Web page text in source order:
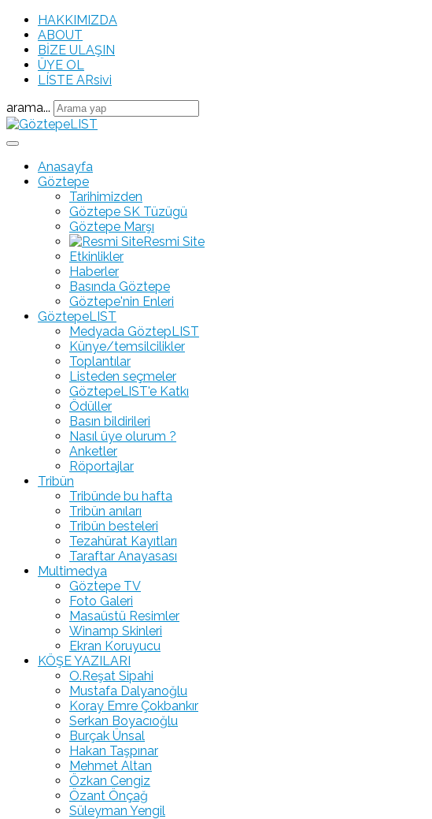
HAKKIMIZDA
ABOUT
BİZE ULAŞIN
ÜYE OL
LÍSTE ARsivi
arama...
Anasayfa
Göztepe
Tarihimizden
Göztepe SK Tüzügü
Göztepe Marşı
Resmi Site
Etkinlikler
Haberler
Basında Göztepe
Göztepe'nin Enleri
GöztepeLIST
Medyada GöztepLIST
Künye/temsilcilikler
Toplantılar
Listeden seçmeler
GöztepeLIST'e Katkı
Ödüller
Basın bildirileri
Nasıl üye olurum ?
Anketler
Röportajlar
Tribün
Tribünde bu hafta
Tribün anıları
Tribün besteleri
Tezahürat Kayıtları
Taraftar Anayasası
Multimedya
Göztepe TV
Foto Galeri
Masaüstü Resimler
Winamp Skinleri
Ekran Koruyucu
KÖŞE YAZILARI
O.Reşat Sipahi
Mustafa Dalyanoğlu
Koray Emre Çokbankır
Serkan Boyacıoğlu
Burçak Ünsal
Hakan Taşpınar
Mehmet Altan
Özkan Cengiz
Özant Önçağ
Süleyman Yengil